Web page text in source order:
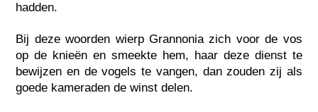
hadden.
Bij deze woorden wierp Grannonia zich voor de vos
op de knieën en smeekte hem, haar deze dienst te
bewijzen en de vogels te vangen, dan zouden zij als
goede kameraden de winst delen.